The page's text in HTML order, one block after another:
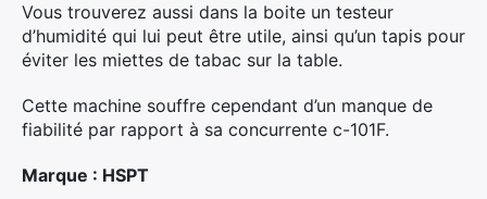
Vous trouverez aussi dans la boite un testeur
d’humidité qui lui peut être utile, ainsi qu’un tapis pour
éviter les miettes de tabac sur la table.
Cette machine souffre cependant d’un manque de
fiabilité par rapport à sa concurrente c-101F.
Marque : HSPT